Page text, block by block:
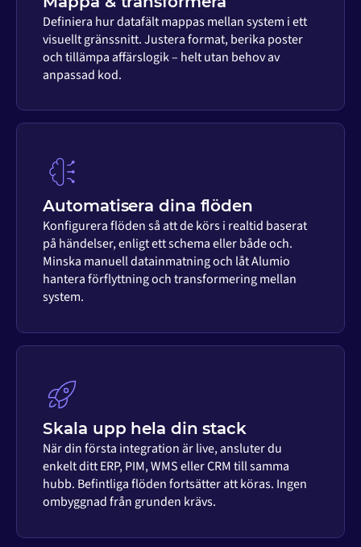
Definiera hur datafält mappas mellan system i ett
visuellt gränssnitt. Justera format, berika poster
och tillämpa affärslogik – helt utan behov av
anpassad kod.
Automatisera dina flöden
Konfigurera flöden så att de körs i realtid baserat
på händelser, enligt ett schema eller både och.
Minska manuell datainmatning och låt Alumio
hantera förflyttning och transformering mellan
system.
Skala upp hela din stack
När din första integration är live, ansluter du
enkelt ditt ERP, PIM, WMS eller CRM till samma
hubb. Befintliga flöden fortsätter att köras. Ingen
ombyggnad från grunden krävs.